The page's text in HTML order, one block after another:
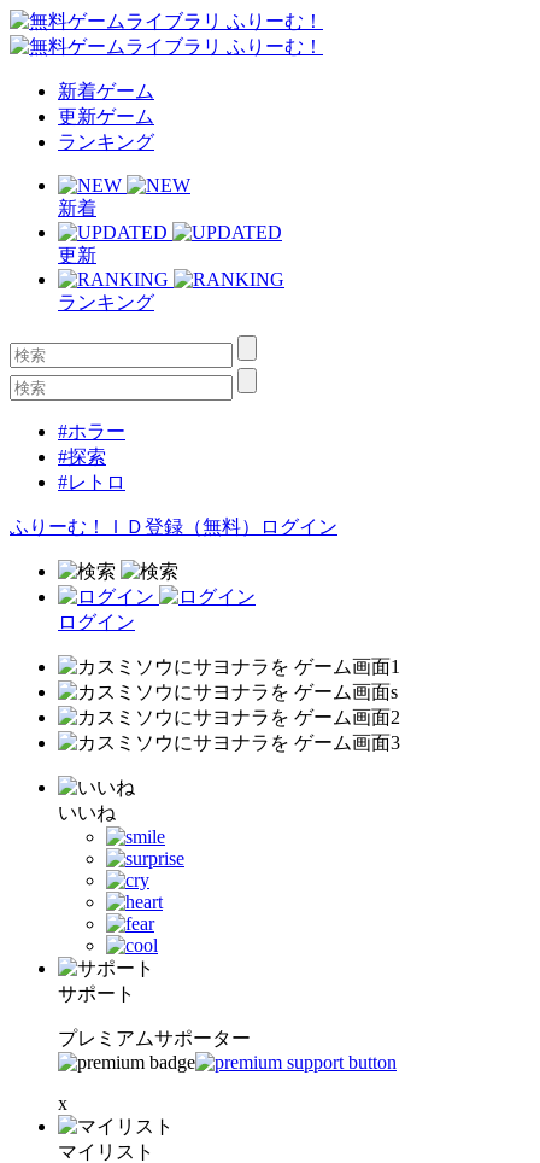
新着ゲーム
更新ゲーム
ランキング
新着
更新
ランキング
#ホラー
#探索
#レトロ
ふりーむ！ＩＤ登録（無料） ログイン
ログイン
いいね
サポート
プレミアムサポーター
x
マイリスト